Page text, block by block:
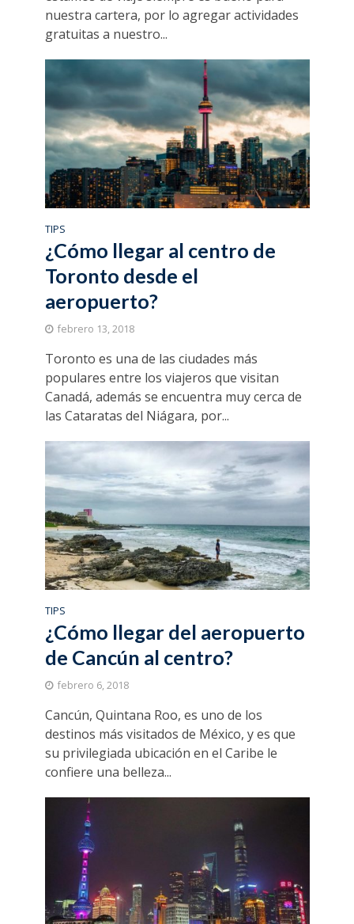
nuestra cartera, por lo agregar actividades
gratuitas a nuestro...
TIPS
¿Cómo llegar al centro de
Toronto desde el
aeropuerto?
febrero 13, 2018
Toronto es una de las ciudades más
populares entre los viajeros que visitan
Canadá, además se encuentra muy cerca de
las Cataratas del Niágara, por...
TIPS
¿Cómo llegar del aeropuerto
de Cancún al centro?
febrero 6, 2018
Cancún, Quintana Roo, es uno de los
destinos más visitados de México, y es que
su privilegiada ubicación en el Caribe le
confiere una belleza...